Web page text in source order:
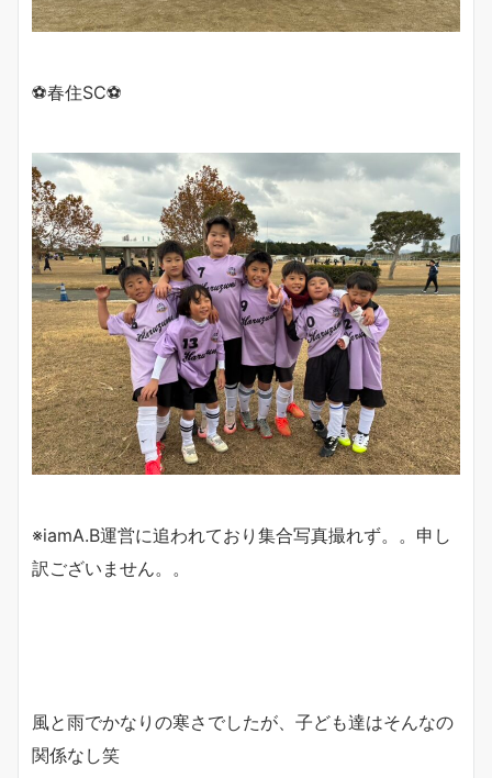
⚽️春住SC⚽️
※iamA.B運営に追われており集合写真撮れず。。申し
訳ございません。。
風と雨でかなりの寒さでしたが、子ども達はそんなの
関係なし笑